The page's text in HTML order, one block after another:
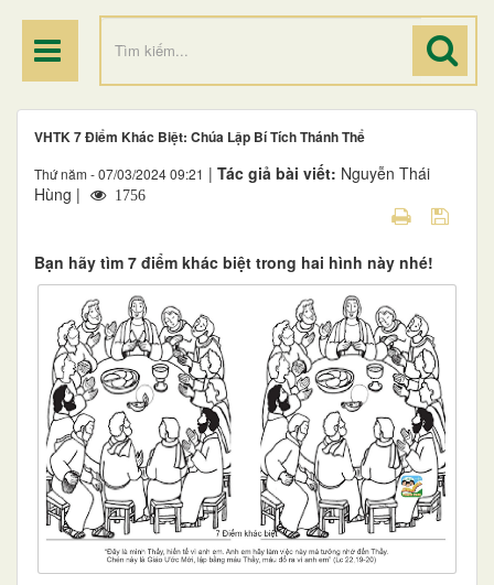
VHTK 7 Điểm Khác Biệt: Chúa Lập Bí Tích Thánh Thể
Thứ năm - 07/03/2024 09:21 | Tác giả bài viết: Nguyễn Thái
Hùng |
1756
Bạn hãy tìm 7 điểm khác biệt trong hai hình này nhé!